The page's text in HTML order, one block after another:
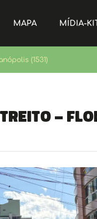
MAPA MÍDIA-
(1531)
–